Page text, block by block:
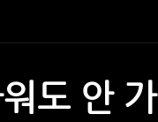
도 안